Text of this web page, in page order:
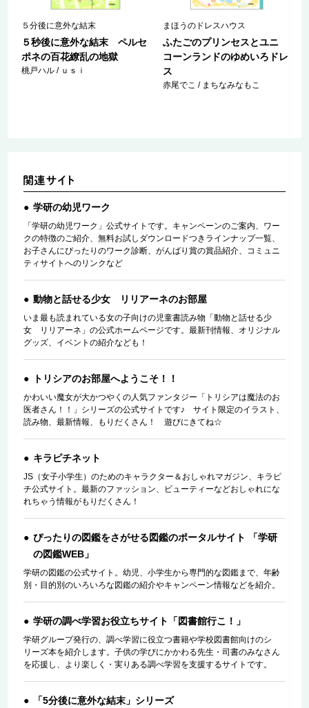
５分後に意外な結末
５秒後に意外な結末 ペルセ
ポネの百花繚乱の地獄
桃戸ハル / ｕｓｉ
まほうのドレスハウス
ふたごのプリンセスとユニ
コーンランドのゆめいろドレ
ス
赤尾でこ / まちなみなもこ
学研の幼児ワーク
「学研の幼児ワーク」公式サイトです。キャンペーンのご案内、ワー
クの特徴のご紹介、無料お試しダウンロードつきラインナップ一覧、
お子さんにぴったりのワーク診断、がんばり賞の賞品紹介、コミュニ
ティサイトへのリンクなど
動物と話せる少女 リリアーネのお部屋
いま最も読まれている女の子向けの児童書読み物「動物と話せる少
女 リリアーネ」の公式ホームページです。最新刊情報、オリジナル
グッズ、イベントの紹介なども！
トリシアのお部屋へようこそ！！
かわいい魔女が大かつやくの人気ファンタジー「トリシアは魔法のお
医者さん！！」シリーズの公式サイトです♪ サイト限定のイラスト、
読み物、最新情報、もりだくさん！ 遊びにきてね☆
キラピチネット
JS（女子小学生）のためのキャラクター＆おしゃれマガジン、キラピ
チ公式サイト。最新のファッション、ビューティーなどおしゃれにな
れちゃう情報がもりだくさん！
ぴったりの図鑑をさがせる図鑑のポータルサイト 「学研
の図鑑WEB」
学研の図鑑の公式サイト。幼児、小学生から専門的な図鑑まで、年齢
別・目的別のいろいろな図鑑の紹介やキャンペーン情報などを紹介。
学研の調べ学習お役立ちサイト「図書館行こ！」
学研グループ発行の、調べ学習に役立つ書籍や学校図書館向けのシ
リーズ本を紹介します。子供の学びにかかわる先生・司書のみなさん
を応援し、より楽しく・実りある調べ学習を支援するサイトです。
「5分後に意外な結末」シリーズ